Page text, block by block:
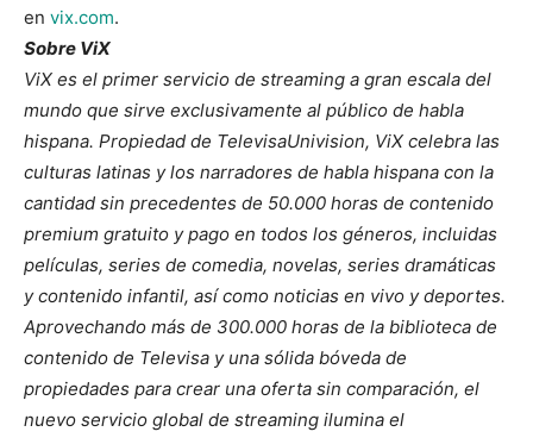
en vix.com.
Sobre ViX
ViX es el primer servicio de streaming a gran escala del
mundo que sirve exclusivamente al público de habla
hispana. Propiedad de TelevisaUnivision, ViX celebra las
culturas latinas y los narradores de habla hispana con la
cantidad sin precedentes de 50.000 horas de contenido
premium gratuito y pago en todos los géneros, incluidas
películas, series de comedia, novelas, series dramáticas
y contenido infantil, así como noticias en vivo y deportes.
Aprovechando más de 300.000 horas de la biblioteca de
contenido de Televisa y una sólida bóveda de
propiedades para crear una oferta sin comparación, el
nuevo servicio global de streaming ilumina el